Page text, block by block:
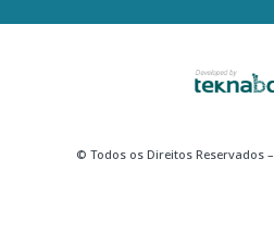
© Todos os Direitos Reservados –